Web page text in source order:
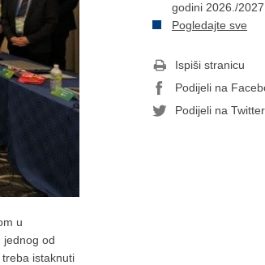
u
jednog od
istaknuti
godini 2026./2027.
Pogledajte sve
Ispiši stranicu
Podijeli na
Podijeli na